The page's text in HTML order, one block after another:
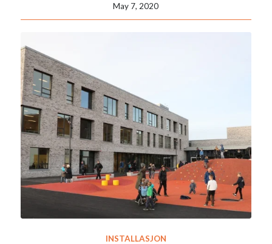
May 7, 2020
INSTALLASJON